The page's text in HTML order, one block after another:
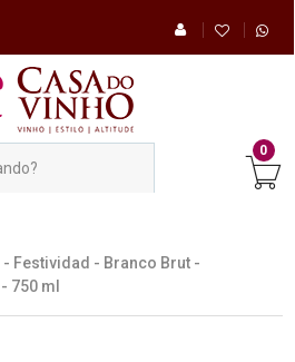
0
Festividad - Branco Brut -
750 ml